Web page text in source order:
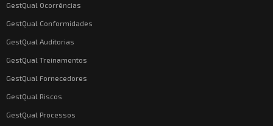
GestQual Ocorrências
GestQual Conformidades
GestQual Auditorias
GestQual Treinamentos
GestQual Fornecedores
GestQual Riscos
GestQual Processos